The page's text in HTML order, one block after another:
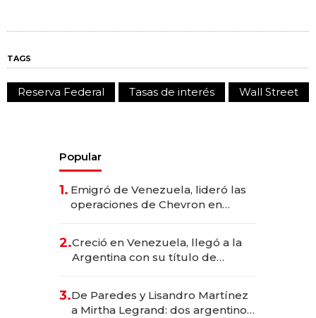
TAGS
Reserva Federal Tasas de interés Wall Street
Popular
1. Emigró de Venezuela, lideró las
operaciones de Chevron en
2.Creció en Venezuela, llegó a la
Argentina con su título de
las marcas "fast premium"
3.De Paredes y Lisandro Martínez
a Mirtha Legrand: dos argentinos